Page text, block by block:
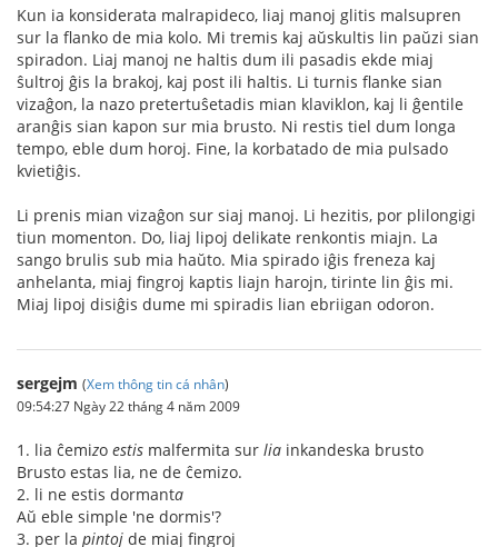
Kun ia konsiderata malrapideco, liaj manoj glitis malsupren
sur la flanko de mia kolo. Mi tremis kaj aŭskultis lin paŭzi sian
spiradon. Liaj manoj ne haltis dum ili pasadis ekde miaj
ŝultroj ĝis la brakoj, kaj post ili haltis. Li turnis flanke sian
vizaĝon, la nazo pretertuŝetadis mian klaviklon, kaj li ĝentile
aranĝis sian kapon sur mia brusto. Ni restis tiel dum longa
tempo, eble dum horoj. Fine, la korbatado de mia pulsado
kvietiĝis.
Li prenis mian vizaĝon sur siaj manoj. Li hezitis, por plilongigi
tiun momenton. Do, liaj lipoj delikate renkontis miajn. La
sango brulis sub mia haŭto. Mia spirado iĝis freneza kaj
anhelanta, miaj fingroj kaptis liajn harojn, tirinte lin ĝis mi.
Miaj lipoj disiĝis dume mi spiradis lian ebriigan odoron.
sergejm (Xem thông tin cá nhân)
09:54:27 Ngày 22 tháng 4 năm 2009
1. lia ĉemizo estis malfermita sur lia inkandeska brusto
Brusto estas lia, ne de ĉemizo.
2. li ne estis dormanta
Aŭ eble simple 'ne dormis'?
3. per la pintoj de miaj fingroj